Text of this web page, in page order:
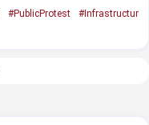
#PublicProtest
#Infrastructur